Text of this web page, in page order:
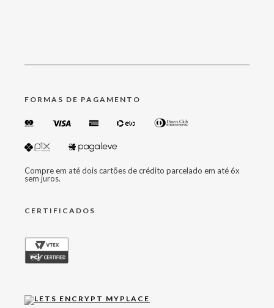
FORMAS DE PAGAMENTO
Compre em até dois cartões de crédito parcelado em até 6x
sem juros.
CERTIFICADOS